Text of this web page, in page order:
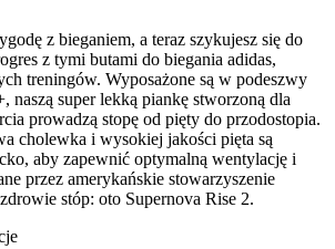
z bieganiem, a teraz szykujesz się do
z tymi butami do biegania adidas,
treningów. Wyposażone są w podeszwy
naszą super lekką piankę stworzoną dla
prowadzą stopę od pięty do przodostopia.
cholewka i wysokiej jakości pięta są
aby zapewnić optymalną wentylację i
przez amerykańskie stowarzyszenie
stóp: oto Supernova Rise 2.